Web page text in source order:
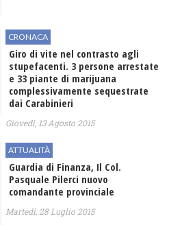
CRONACA
Giro di vite nel contrasto agli
stupefacenti. 3 persone arrestate
e 33 piante di marijuana
complessivamente sequestrate
dai Carabinieri
Giovedì, 13 Agosto 2015
ATTUALITÀ
Guardia di Finanza, Il Col.
Pasquale Pilerci nuovo
comandante provinciale
Martedì, 28 Luglio 2015